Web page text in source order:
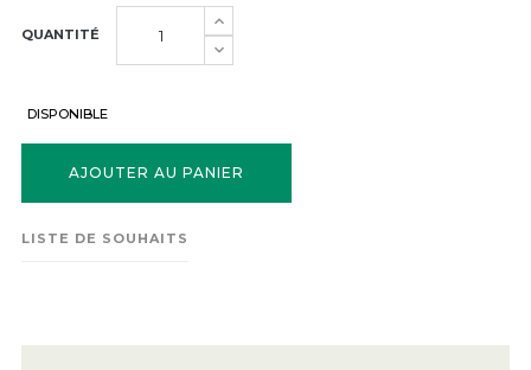
QUANTITÉ
DISPONIBLE
AJOUTER AU PANIER
LISTE DE SOUHAITS